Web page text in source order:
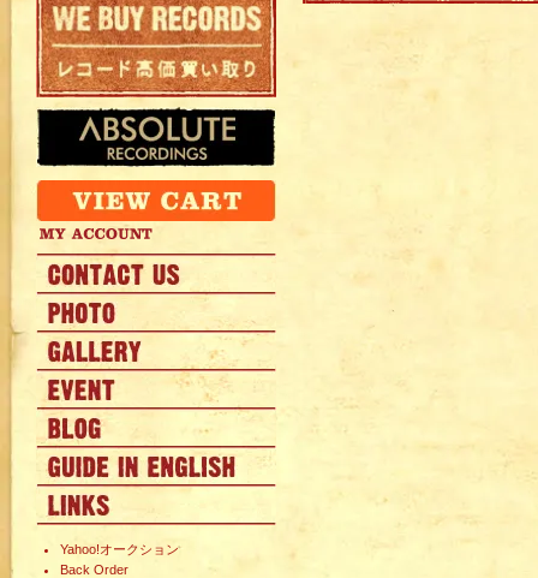
Yahoo!オークション
Back Order